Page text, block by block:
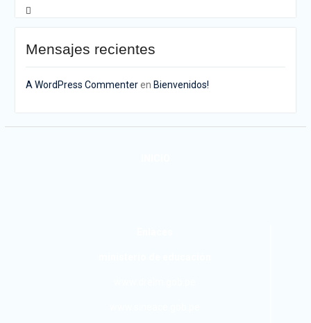
Mensajes recientes
A WordPress Commenteren Bienvenidos!